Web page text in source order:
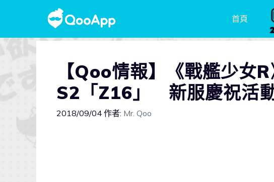
首頁
【Qoo情報】《戰艦少女
S2「Z16」 新服慶祝活動
2018/09/04 作者: Mr. Qoo